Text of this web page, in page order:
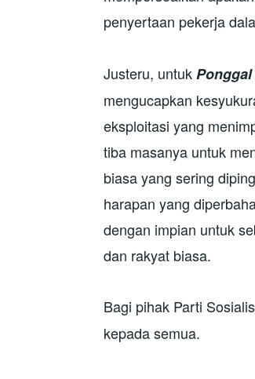
penyertaan pekerja
Justeru, untukPonggal
mengucapkan
eksploitasi yang
tiba masanya untuk
biasa yang sering
harapan yang
dengan impian untuk
dan rakyat biasa.
Bagi pihak Parti
kepada semua.